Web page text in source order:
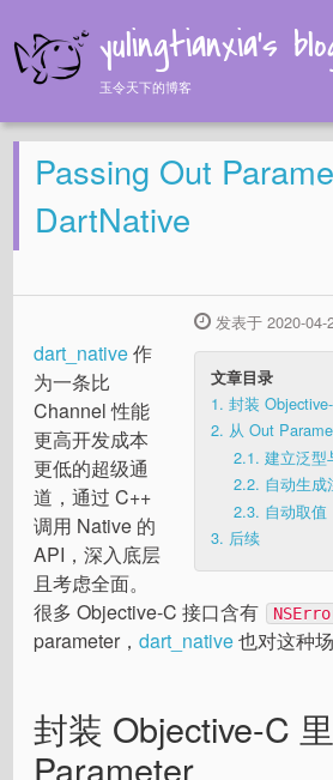
yulingtianxia's
玉令天下的博客
Home
Archives
Tags
Passing Out
DartNative
发表于 2020-04-
文章目录
1. 封装
2. 从 Out
2.1. 建立泛型
2.2. 自动生成
2.3. 自动取值
3. 后续
dart_native作
为一条比
Channel 性能
更高开发成本
更低的超级通
道，通过 C++
调用 Native 的
API，深入底层
且考虑全面。
很多 Objective-C 接口含有
parameter，dart_native也对这种
封装 Objective-C
Parameter